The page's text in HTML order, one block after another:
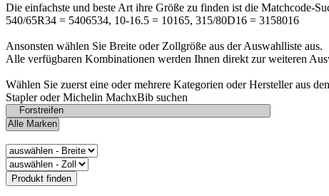
Die einfachste und beste Art ihre Größe zu finden ist die Matchcode-
540/65R34 = 5406534, 10-16.5 = 10165, 315/80D16 = 3158016
Ansonsten wählen Sie Breite oder Zollgröße aus der Auswahlliste aus.
Alle verfügbaren Kombinationen werden Ihnen direkt zur weiteren
Wählen Sie zuerst eine oder mehrere Kategorien oder Hersteller aus
Stapler oder Michelin MachxBib suchen